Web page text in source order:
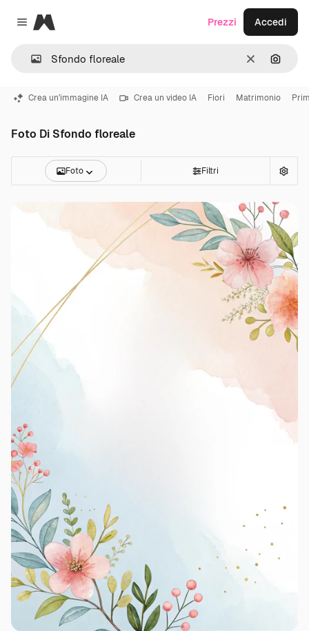
Close menu
Magnific
CancellaCerca
Prezzi Accedi
Crea un'immagine IA Crea un video IA Fiori Matrimonio
Foto Di Sfondo floreale
Foto Filtri